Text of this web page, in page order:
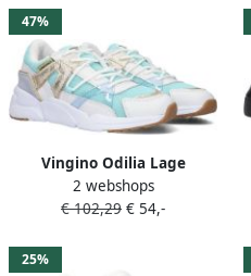
47%
Vingino Odilia Lage
sneakers Leren Sneaker
Kids Blauw
2 webshops
€ 102,29 € 54,-
25%